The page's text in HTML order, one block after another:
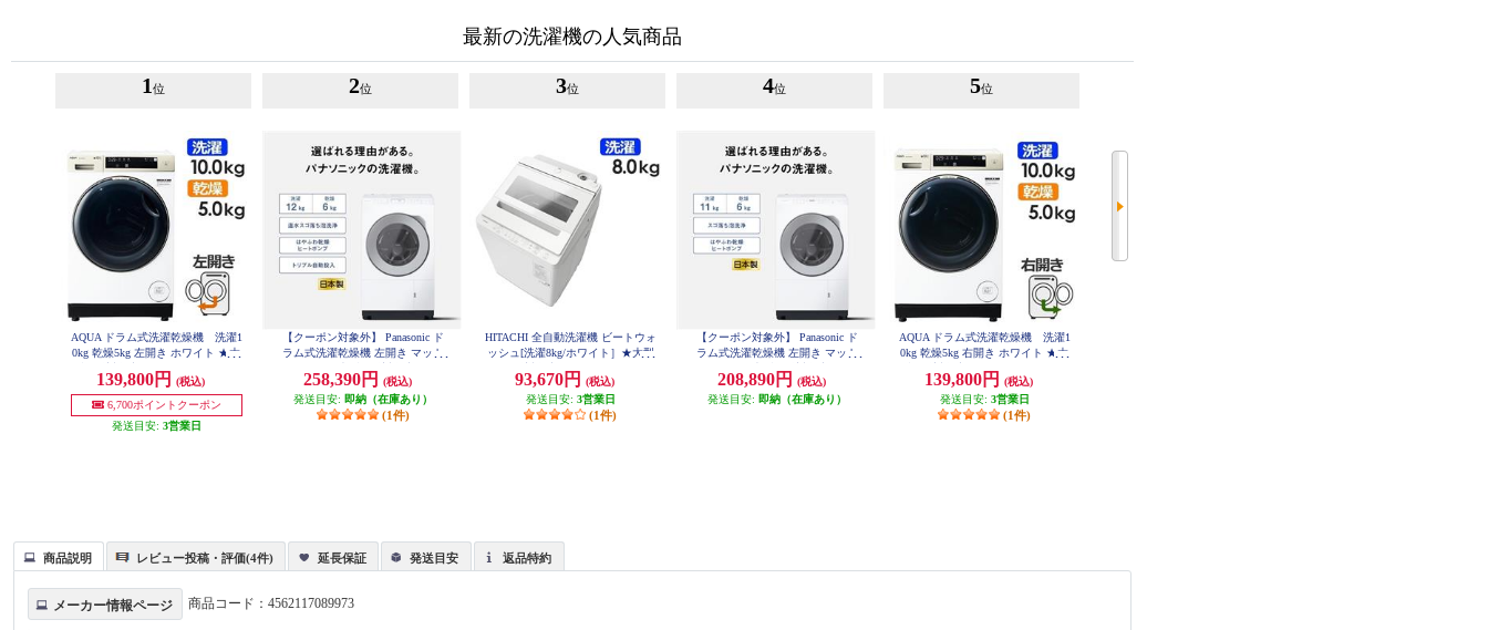
最新の洗濯機の人気商品
1 位
AQUA ドラム式洗濯乾燥機 洗濯1
0kg 乾燥5kg 左開き ホワイト ★大
139,800円
(税込)
6,700ポイントクーポン
発送目安: 3営業日
2位
【クーポン対象外】 Panasonic ド
ラム式洗濯乾燥機 左開き マット
LX127EL-W
258,390円
(税込)
発送目安: 即納（在庫あり）
(1件)
3位
HITACHI 全自動洗濯機 ビートウォ
ッシュ[洗濯8kg/ホワイト］★大型
93,670円
(税込)
発送目安: 3営業日
(1件)
4位
【クーポン対象外】 Panasonic ド
ラム式洗濯乾燥機 左開き マット
LX113EL-W
208,890円
(税込)
発送目安: 即納（在庫あり）
5位
AQUA ドラム式洗濯乾燥機 洗濯1
0kg 乾燥5kg 右開き ホワイト ★大
139,800円
(税込)
発送目安: 3営業日
(1件)
商品説明 レビュー投稿・評価(4件) 延長保証 発送目安 返品特約
メーカー情報ページ 商品コード：4562117089973